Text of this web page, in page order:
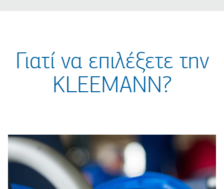
Γιατί να επιλέξετε την
KLEEMANN?